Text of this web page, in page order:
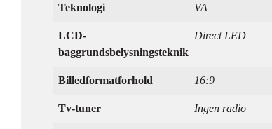
Teknologi VA
LCD-
baggrundsbelysningsteknik
Direct LED
Billedformatforhold 16:9
Tv-tuner Ingen radio